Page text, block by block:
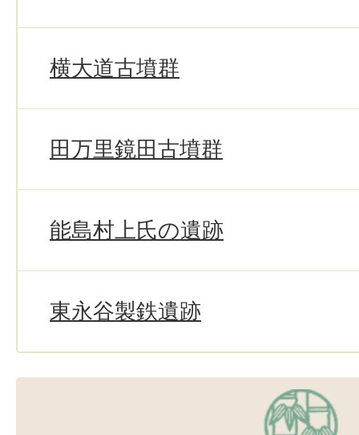
横大道古墳群
田万里鏡田古墳群
能島村上氏の遺跡
東永谷製鉄遺跡